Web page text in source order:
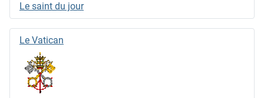
Le saint du jour
Le Vatican